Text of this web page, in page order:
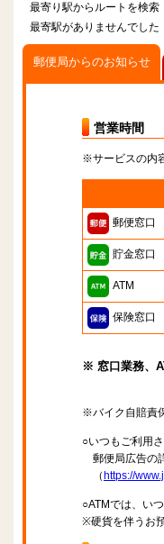
最寄り駅からルートを検索
最寄駅がありませんでした
郵便局からのお知らせ
営業時間
※サービスの内
郵便窓口
貯金窓口
ATM
保険窓口
※ 窓口業務、
※バイク自賠責
○いつもご利用
郵便局広告の
（ https://
○ATMでは、い
※硬貨を伴うお